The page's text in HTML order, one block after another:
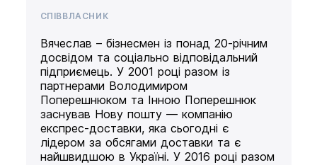
СПІВВЛАСНИК
Вячеслав – бізнесмен із понад 20-річним
досвідом та соціально відповідальний
підприємець. У 2001 році разом із
партнерами Володимиром
Поперешнюком та Інною Поперешнюк
заснував Нову пошту — компанію
експрес-доставки, яка сьогодні є
лідером за обсягами доставки та є
найшвидшою в Україні. У 2016 році разом